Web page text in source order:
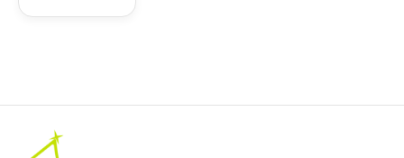
handlar
tt
köpgui
—...